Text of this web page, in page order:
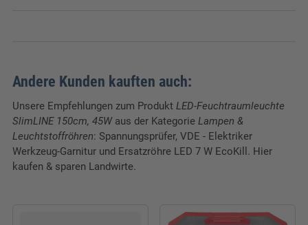
Länge:
Höhe: 5,4 cm
Andere Kunden kauften auch:
Unsere Empfehlungen zum Produkt LED-Feuchtraumleuchte
SlimLINE 150cm, 45Waus der Kategorie Lampen &
Leuchtstoffröhren: Spannungsprüfer, VDE - Elektriker
Werkzeug-Garnitur und Ersatzröhre LED 7 W EcoKill. Hier
kaufen & sparen Landwirte.